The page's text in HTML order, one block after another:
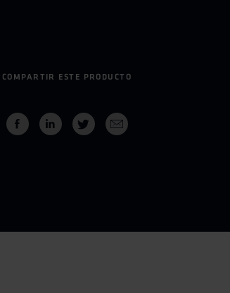
COMPARTIR ESTE PRODUCTO